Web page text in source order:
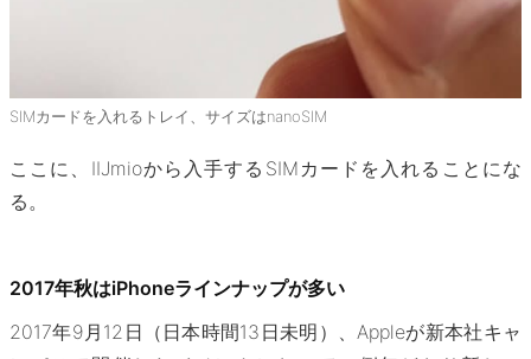
SIMカードを入れるトレイ、サイズはnanoSIM
ここに、IIJmioから入手するSIMカードを入れることにな
る。
2017年秋はiPhoneラインナップが多い
2017年9月12日（日本時間13日未明）、Appleが新本社キャ